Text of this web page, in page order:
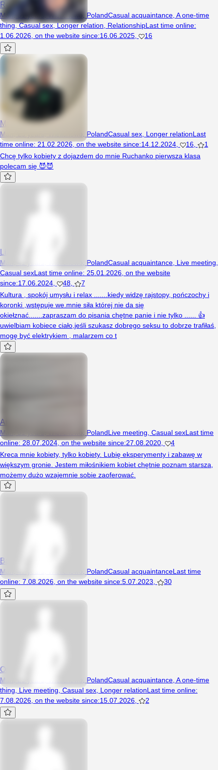
Remii
Man, 31 years, Wielichowo, PolandCasual acquaintance, A one-time
thing,Casual sex,Longer relation, RelationshipLast time online:
1.06.2026, on the website since:16.06.2025, 16
Mati2145754
Man, 23 years, Wielichowo, PolandCasual sex Longer relationLast
time online:21.02.2026,on the website since:14.12.2024 16
1
Chcę tylko kobiety z dojazdem do mnie Ruchanko pierwsza klasa
polecam się 😈😈
Man, 41 years, Wielichowo, PolandCasual acquaintance, Live meeting,
Casual sexLast time online: 25.01.2026, on the website
since:17.06.2024, 48,
7
Kultura , spokój umysłu i relax .......kiedy widzę rajstopy, pończochy i
koronki ,wstępuje we.mnie siła której nie da się
okiełznać.......zapraszam do pisania chętne panie i nie tylko ...... 👍
uwielbiam kobiece ciało,jeśli szukasz dobrego seksu to dobrze trafiłaś,
mogę być elektrykiem , malarzem co t
Andi26
Man, 31 years, Wielichowo, PolandLive meeting Casual sexLast time
online:28.07.2024,on the website since:27.08.2020
4
Kreca mnie kobiety, tylko kobiety. Lubię eksperymenty i zabawę w
większym gronie. Jestem miłośnikiem kobiet chętnie poznam starsza,
możemy dużo wzajemnie sobie zaoferować.
Barnaba45
Man, 47 years, Wielichowo, PolandCasual acquaintanceLast time
online: 7.08.2026, on the website since:5.07.2023, 30
Onpgooo
Man, 29 years, Wielichowo, PolandCasual acquaintance A one-time
thing
Live meeting Casual sex Longer relationLast time online:
7.08.2026 on the website since:15.07.2026 2